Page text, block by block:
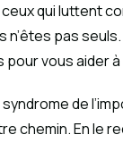
qui luttent
n’êtes pas
vous aider à
de
chemin. En le